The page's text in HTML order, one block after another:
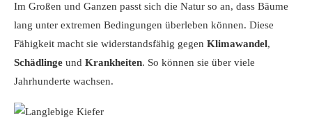
Im Großen und Ganzen passt sich die Natur so an, dass Bäume
lang unter extremen Bedingungen überleben können. Diese
Fähigkeit macht sie widerstandsfähig gegen Klimawandel,
Schädlinge und Krankheiten. So können sie über viele
Jahrhunderte wachsen.